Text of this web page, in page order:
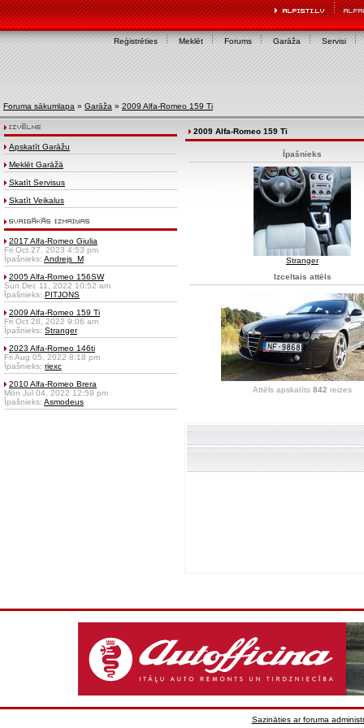
Reģistrēties Meklēt Forums Garāža Servisi
Foruma sākumlapa » Garāža » 2009 Alfa-Romeo 159 Ti
Apskatīt Garāžu
Meklēt Garāžā
Skatīt Servisus
Skatīt Veikalus
2017 Alfa-Romeo Giulia
Fri Oct 27, 2023 4:53 pm
Īpašnieks: Andrejs_M
2005 Alfa-Romeo 156SW
Sun Dec 11, 2022 10:52 am
Īpašnieks: PITJONS
2009 Alfa-Romeo 159 Ti
Fri Oct 28, 2022 9:06 am
Īpašnieks: Stranger
2023 Alfa-Romeo 146ti
Fri Aug 05, 2022 8:18 pm
Īpašnieks: riexc
2010 Alfa-Romeo Brera
Mon Jul 04, 2022 12:59 pm
Īpašnieks: Asmodeus
2009 Alfa-Romeo 159 Ti
Īpašnieks
Stranger
Izceltais attēls
Attēls apskatīts 842 reizes
Sazināties ar foruma